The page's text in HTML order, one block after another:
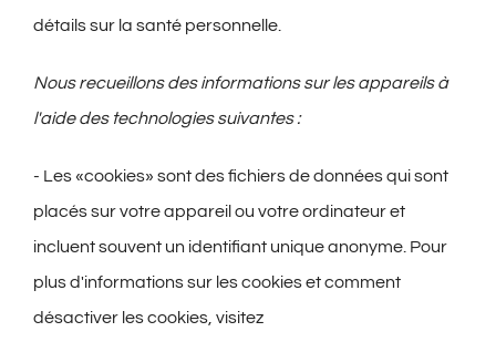
détails sur la santé personnelle.
Nous recueillons des informations sur les appareils à
l'aide des technologies suivantes :
- Les «cookies» sont des fichiers de données qui sont
placés sur votre appareil ou votre ordinateur et
incluent souvent un identifiant unique anonyme. Pour
plus d'informations sur les cookies et comment
désactiver les cookies, visitez